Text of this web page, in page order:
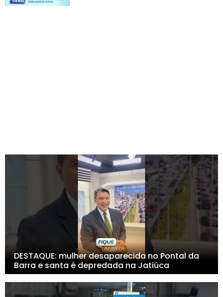
DESTAQUE: mulher desaparecida no Pontal da
Barra e santa é depredada na Jatiúca